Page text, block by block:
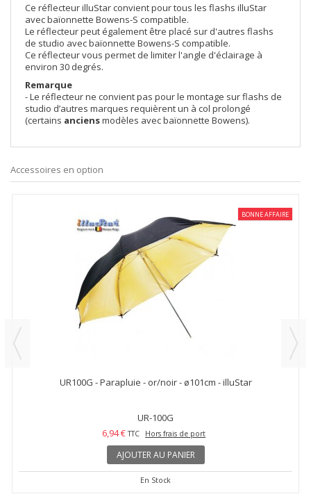
Ce réflecteur illuStar convient pour tous les flashs illuStar
avec baïonnette Bowens-S compatible.
Le réflecteur peut également être placé sur d'autres flashs
de studio avec baïonnette Bowens-S compatible.
Ce réflecteur vous permet de limiter l'angle d'éclairage à
environ 30 degrés.
Remarque
- Le réflecteur ne convient pas pour le montage sur flashs de
studio d’autres marques requièrent un à col prolongé
(certains anciensmodèles avec baïonnette Bowens).
Accessoires en option
BONNE AFFAIRE
UR100G - Parapluie - or/noir - ø101cm - illuStar
UR-100G
6,94 € TTC Hors frais de port
AJOUTER AU PANIER
En Stock